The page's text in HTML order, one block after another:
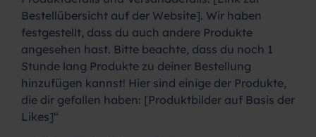
Bestellübersicht auf der Website]. Wir haben
festgestellt, dass du auch andere Produkte
angesehen hast. Bitte beachte, dass du noch 1
Stunde lang Produkte zu deiner Bestellung
hinzufügen kannst! Hier sind einige der Produkte,
die dir gefallen haben: [Produktbilder auf Basis der
Likes]“